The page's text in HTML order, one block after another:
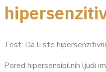
Test: Da li ste
Pored hipersensibilnih ljudi